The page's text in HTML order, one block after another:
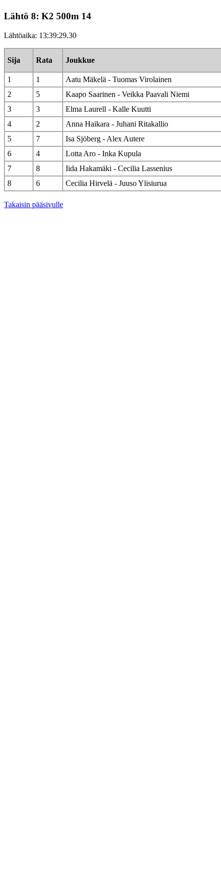
Lähtö 8: K2 500m 14
Lähtöaika: 13:39:29.30
Sija Rata Joukkue
1 1
Aatu Mäkelä - Tuomas Virolainen
2
5
Kaapo Saarinen - Veikka Paavali Niemi
3
3
Elma Laurell - Kalle Kuutti
4
2
Anna Haikara - Juhani Ritakallio
5
7
Isa Sjöberg - Alex Autere
6
4
Lotta Aro - Inka Kupula
7
8
Iida Hakamäki - Cecilia Lassenius
8
6 Cecilia Hirvelä - Juuso Ylisiurua
Takaisin pääsivulle